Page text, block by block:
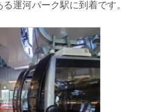
運河パーク駅に到着です。